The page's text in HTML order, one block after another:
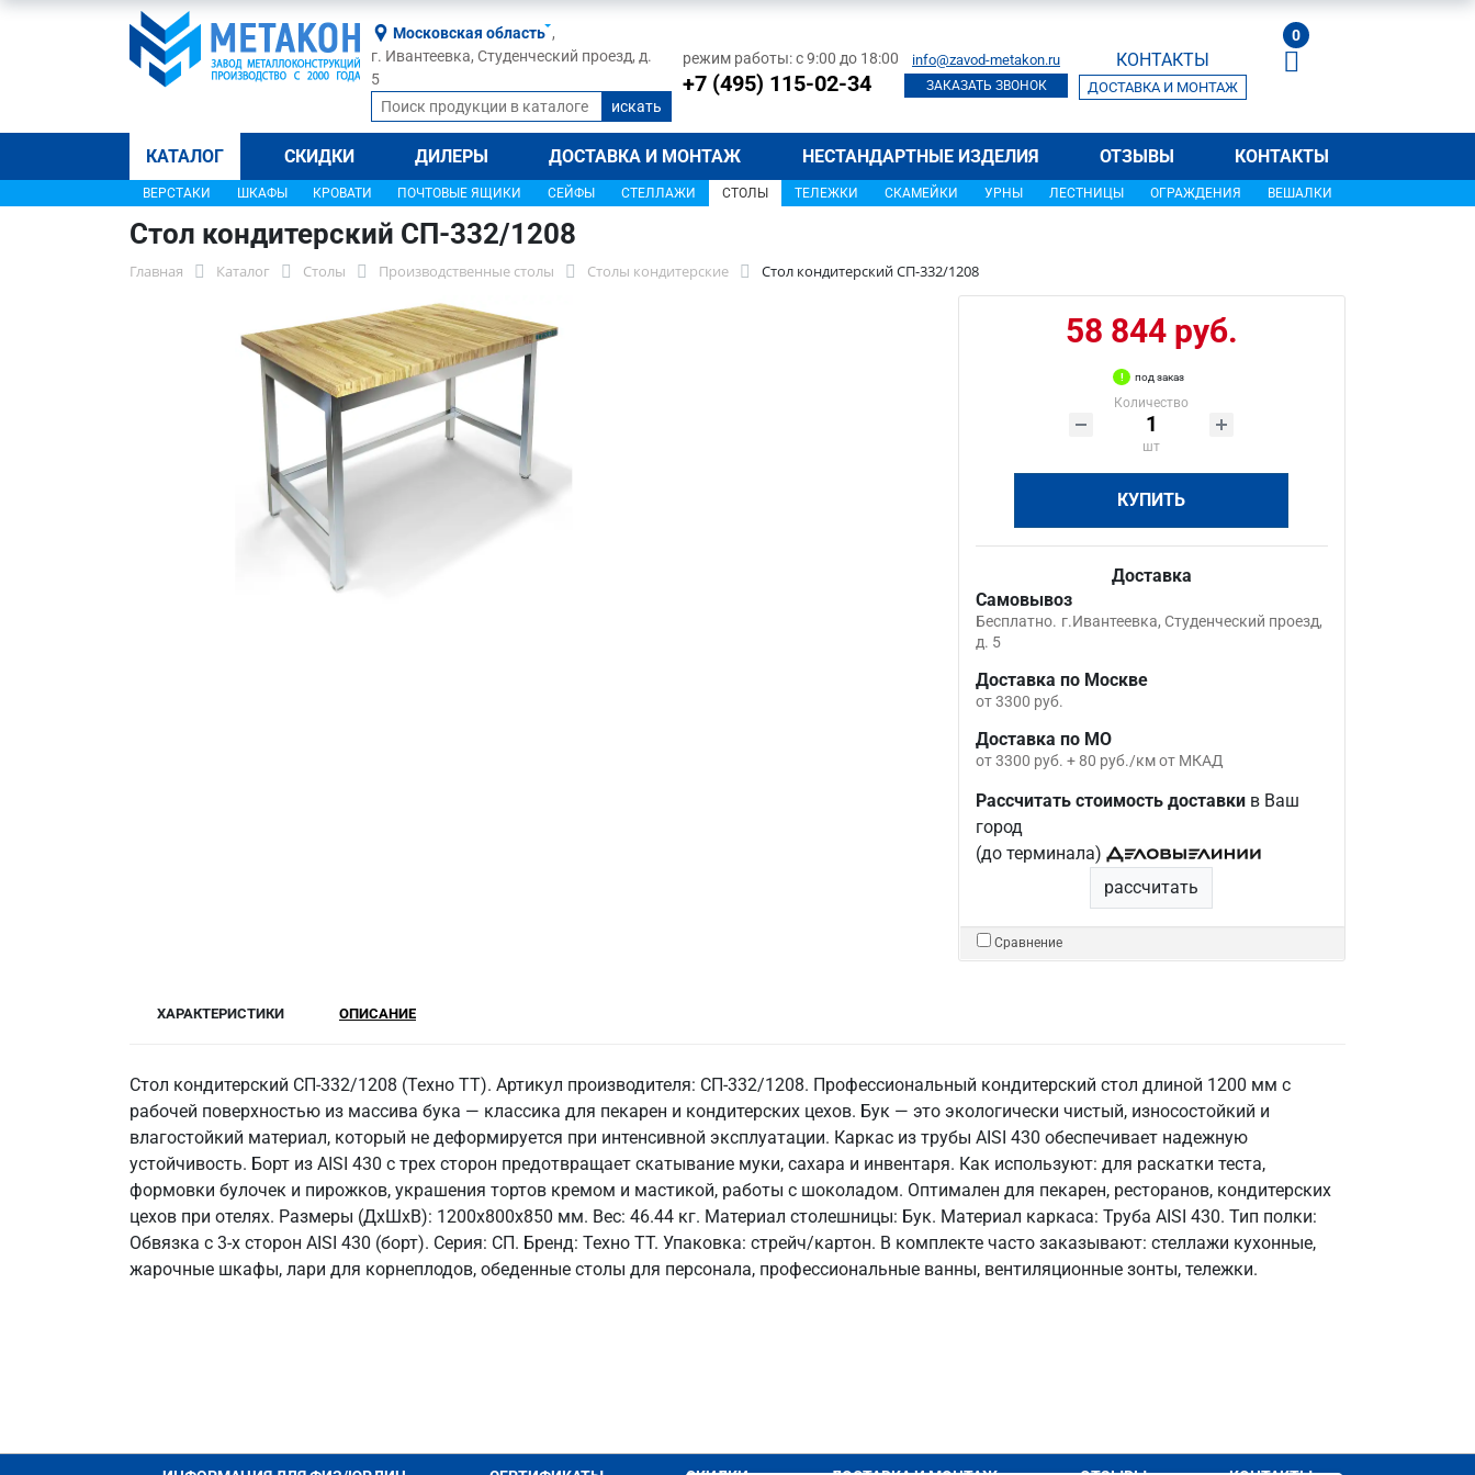
Московская область ,
г. Ивантеевка, Студенческий проезд, д.
5
режим работы: с 9:00 до 18:00
+7 (495) 115-02-34
info@zavod-metakon.ru
ЗАКАЗАТЬ ЗВОНОК
КОНТАКТЫ
ДОСТАВКА И МОНТАЖ
0
КАТАЛОГ СКИДКИ ДИЛЕРЫ ДОСТАВКА И МОНТАЖ НЕСТАНДАРТНЫЕ ИЗДЕЛИЯ ОТЗЫВЫ КОНТАКТЫ
ВЕРСТАКИ ШКАФЫ КРОВАТИ ПОЧТОВЫЕ ЯЩИКИ СЕЙФЫ СТЕЛЛАЖИ СТОЛЫ ТЕЛЕЖКИ СКАМЕЙКИ УРНЫ ЛЕСТНИЦЫ ОГРАЖДЕНИЯ ВЕШАЛКИ
Стол кондитерский СП-332/1208
Главная Каталог Столы Производственные столы Столы кондитерские Стол кондитерский СП-332/1208
58 844 руб.
под заказ
Количество
шт
КУПИТЬ
Доставка
Самовывоз
Бесплатно. г.Ивантеевка, Студенческий проезд,
д. 5
Доставка по Москве
от 3300 руб.
Доставка по МО
от 3300 руб. + 80 руб./км от МКАД
Рассчитать стоимость доставкив Ваш
город
(до терминала)
рассчитать
Сравнение
ХАРАКТЕРИСТИКИ ОПИСАНИЕ
Стол кондитерский СП-332/1208 (Техно ТТ). Артикул производителя: СП-332/1208. Профессиональный кондитерский стол длиной 1200 мм с
рабочей поверхностью из массива бука — классика для пекарен и кондитерских цехов. Бук — это экологически чистый, износостойкий и
влагостойкий материал, который не деформируется при интенсивной эксплуатации. Каркас из трубы AISI 430 обеспечивает надежную
устойчивость. Борт из AISI 430 с трех сторон предотвращает скатывание муки, сахара и инвентаря. Как используют: для раскатки теста,
формовки булочек и пирожков, украшения тортов кремом и мастикой, работы с шоколадом. Оптимален для пекарен, ресторанов, кондитерских
цехов при отелях. Размеры (ДхШхВ): 1200x800x850 мм. Вес: 46.44 кг. Материал столешницы: Бук. Материал каркаса: Труба AISI 430. Тип полки:
Обвязка с 3-х сторон AISI 430 (борт). Серия: СП. Бренд: Техно ТТ. Упаковка: стрейч/картон. В комплекте часто заказывают: стеллажи кухонные,
жарочные шкафы, лари для корнеплодов, обеденные столы для персонала, профессиональные ванны, вентиляционные зонты, тележки.